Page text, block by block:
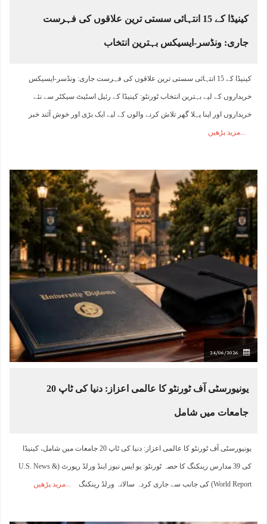
کینیڈا کے 15 انتہائی سستی ترین علاقوں کی فہرست
جاری: ونڈسر-ایسیکس بہترین انتخاب
کینیڈا کے 15 انتہائی سستی ترین علاقوں کی فہرست جاری: ونڈسر-ایسیکس
خریداروں کے لیے بہترین انتخاب ٹورنٹو: کینیڈا کے رئیل اسٹیٹ سیکٹر سے نئے
خریداروں اور اپنا پہلا گھر تلاش کرنے والوں کے لیے ایک بڑی اور خوش آئند خبر
مزید پڑھیں
24/06/2026
یونیورسٹی آف ٹورنٹو کا عالمی اعزاز: دنیا کی ٹاپ 20
جامعات میں شامل
یونیورسٹی آف ٹورنٹو کا عالمی اعزاز: دنیا کی ٹاپ 20 جامعات میں شامل، کینیڈا
کی 39 مدارس رینکنگ کا حصہ ٹورنٹو: یو ایس نیوز اینڈ ورلڈ رپورٹ (U.S. News &
World Report) کی جانب سے جاری کردہ سالانہ ورلڈ رینکنگ مزید پڑھیں